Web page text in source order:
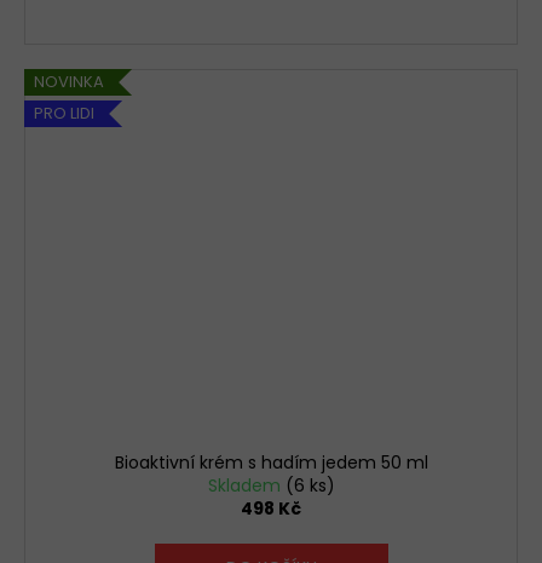
NOVINKA
PRO LIDI
Bioaktivní krém s hadím jedem 50 ml
Skladem (6 ks)
498 Kč